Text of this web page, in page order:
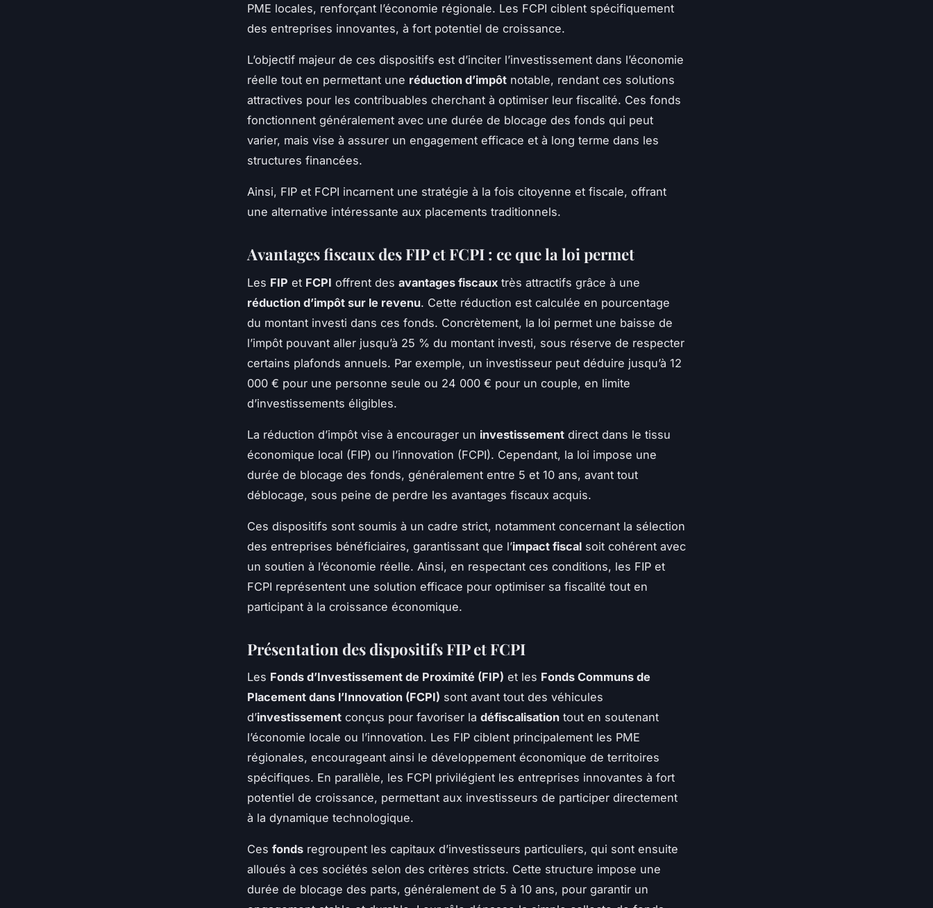
PME locales, renforçant l’économie régionale. Les FCPI ciblent spécifiquement
des entreprises innovantes, à fort potentiel de croissance.
L’objectif majeur de ces dispositifs est d’inciter l’investissement dans l’économie
réelle tout en permettant une réduction d’impôt notable, rendant ces solutions
attractives pour les contribuables cherchant à optimiser leur fiscalité. Ces fonds
fonctionnent généralement avec une durée de blocage des fonds qui peut
varier, mais vise à assurer un engagement efficace et à long terme dans les
structures financées.
Ainsi, FIP et FCPI incarnent une stratégie à la fois citoyenne et fiscale, offrant
une alternative intéressante aux placements traditionnels.
Avantages fiscaux des FIP et FCPI : ce que la loi permet
Les FIP et FCPI offrent des avantages fiscaux très attractifs grâce à une
réduction d’impôt sur le revenu. Cette réduction est calculée en pourcentage
du montant investi dans ces fonds. Concrètement, la loi permet une baisse de
l’impôt pouvant aller jusqu’à 25 % du montant investi, sous réserve de respecter
certains plafonds annuels. Par exemple, un investisseur peut déduire jusqu’à 12
000 € pour une personne seule ou 24 000 € pour un couple, en limite
d’investissements éligibles.
La réduction d’impôt vise à encourager un investissement direct dans le tissu
économique local (FIP) ou l’innovation (FCPI). Cependant, la loi impose une
durée de blocage des fonds, généralement entre 5 et 10 ans, avant tout
déblocage, sous peine de perdre les avantages fiscaux acquis.
Ces dispositifs sont soumis à un cadre strict, notamment concernant la sélection
des entreprises bénéficiaires, garantissant que l’impact fiscal soit cohérent avec
un soutien à l’économie réelle. Ainsi, en respectant ces conditions, les FIP et
FCPI représentent une solution efficace pour optimiser sa fiscalité tout en
participant à la croissance économique.
Présentation des dispositifs FIP et FCPI
Les Fonds d’Investissement de Proximité (FIP) et les Fonds Communs de
Placement dans l’Innovation (FCPI) sont avant tout des véhicules
d’investissement conçus pour favoriser la défiscalisation tout en soutenant
l’économie locale ou l’innovation. Les FIP ciblent principalement les PME
régionales, encourageant ainsi le développement économique de territoires
spécifiques. En parallèle, les FCPI privilégient les entreprises innovantes à fort
potentiel de croissance, permettant aux investisseurs de participer directement
à la dynamique technologique.
Ces fonds regroupent les capitaux d’investisseurs particuliers, qui sont ensuite
alloués à ces sociétés selon des critères stricts. Cette structure impose une
durée de blocage des parts, généralement de 5 à 10 ans, pour garantir un